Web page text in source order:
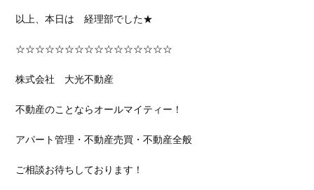
以上、本日は 経理部でした★
☆☆☆☆☆☆☆☆☆☆☆☆☆☆☆☆
株式会社 大光不動産
不動産のことならオールマイティー！
アパート管理・不動産売買・不動産全般
ご相談お待ちしております！